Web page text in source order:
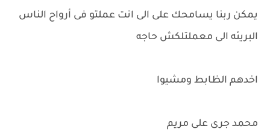
يمكن ربنا يسامحك على الى انت عملتو فى أرواح الناس
البريئه الى معملتلكش حاجه
اخدهم الظابط ومشيوا
محمد جرى على مريم